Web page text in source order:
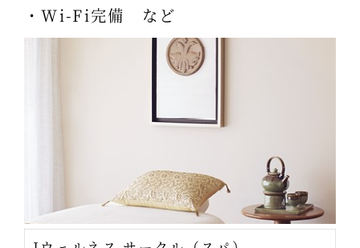
・Wi-Fi完備 など